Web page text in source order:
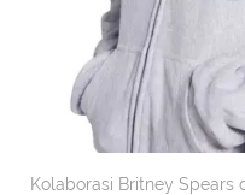
Kolaborasi Britney Spears